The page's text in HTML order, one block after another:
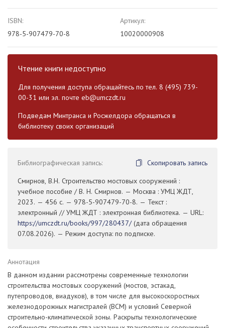
ISBN:
978-5-907479-70-8
Артикул:
10020000908
Чтение книги недоступно
Для получения доступа обращайтесь по тел. 8 (495) 739-
00-31 или эл. почте eb@umczdt.ru
Подведам Минтранса и Росжелдора обращаться в
библиотеку своих организаций
Библиографическая запись:
Скопировать запись
Смирнов, В.Н. Строительство мостовых сооружений :
учебное пособие / В. Н. Смирнов. — Москва : УМЦ ЖДТ,
2023. — 456 с. — 978-5-907479-70-8. — Текст :
электронный // УМЦ ЖДТ : электронная библиотека. — URL:
https://umczdt.ru/books/997/280437/(дата обращения
07.08.2026). — Режим доступа: по подписке.
Аннотация
В данном издании рассмотрены современные технологии
строительства мостовых сооружений (мостов, эстакад,
путепроводов, виадуков), в том числе для высокоскоростных
железнодорожных магистралей (ВСМ) и условий Северной
строительно-климатической зоны. Раскрыты технологические